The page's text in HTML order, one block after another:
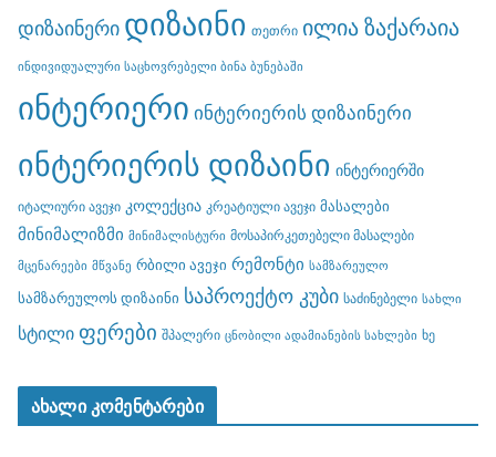
დიზაინერი დიზაინი თეთრი ილია ზაქარაია
ინდივიდუალური საცხოვრებელი ბინა ბუნებაში
ინტერიერი ინტერიერის დიზაინერი
ინტერიერის დიზაინი ინტერიერში
იტალიური ავეჯი კოლექცია კრეატიული ავეჯი მასალები
მინიმალიზმი მინიმალისტური მოსაპირკეთებელი მასალები
მცენარეები მწვანე რბილი ავეჯი რემონტი სამზარეულო
სამზარეულოს დიზაინი საპროექტო კუბი საძინებელი სახლი
სტილი ფერები შპალერი ცნობილი ადამიანების სახლები ხე
ახალი კომენტარები